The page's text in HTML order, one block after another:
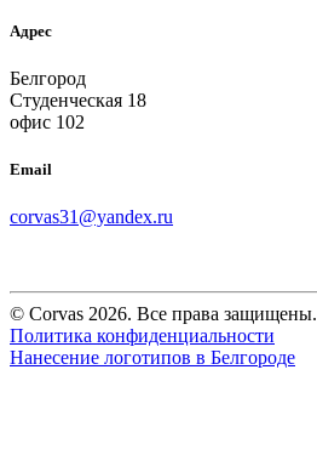
Адрес
Белгород
Студенческая 18
офис 102
Email
corvas31@yandex.ru
© Corvas 2026. Все права защищены.
Политика конфиденциальности
Нанесение логотипов в Белгороде